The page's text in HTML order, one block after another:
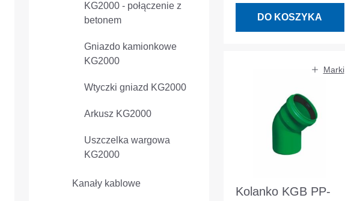
KG2000 - połączenie z
betonem
Gniazdo kamionkowe
KG2000
Wtyczki gniazd KG2000
Arkusz KG2000
Uszczelka wargowa
KG2000
Kanały kablowe
DO KOSZYKA
Marki
Kolanko KGB PP-